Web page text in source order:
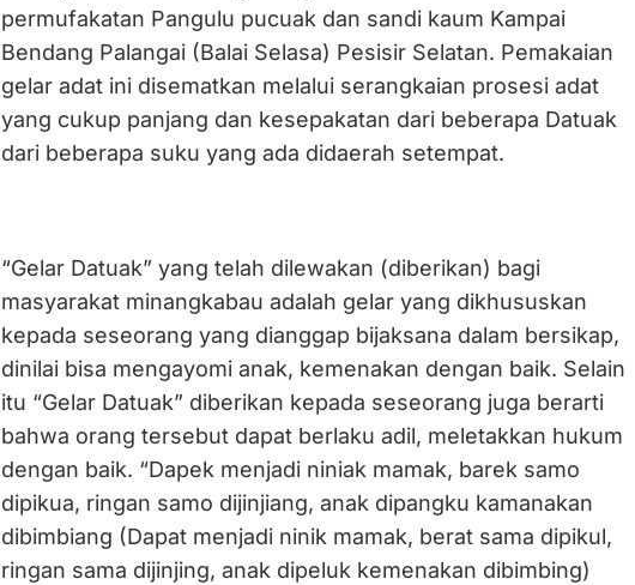
permufakatan Pangulu pucuak dan sandi kaum Kampai
Bendang Palangai (Balai Selasa) Pesisir Selatan. Pemakaian
gelar adat ini disematkan melalui serangkaian prosesi adat
yang cukup panjang dan kesepakatan dari beberapa Datuak
dari beberapa suku yang ada didaerah setempat.
“Gelar Datuak” yang telah dilewakan (diberikan) bagi
masyarakat minangkabau adalah gelar yang dikhususkan
kepada seseorang yang dianggap bijaksana dalam bersikap,
dinilai bisa mengayomi anak, kemenakan dengan baik. Selain
itu “Gelar Datuak” diberikan kepada seseorang juga berarti
bahwa orang tersebut dapat berlaku adil, meletakkan hukum
dengan baik. “Dapek menjadi niniak mamak, barek samo
dipikua, ringan samo dijinjiang, anak dipangku kamanakan
dibimbiang (Dapat menjadi ninik mamak, berat sama dipikul,
ringan sama dijinjing, anak dipeluk kemenakan dibimbing)